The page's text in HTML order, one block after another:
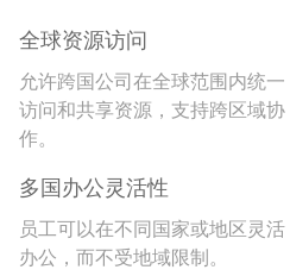
全球资源访问
允许跨国公司在全球范围内统一
访问和共享资源，支持跨区域协
作。
多国办公灵活性
员工可以在不同国家或地区灵活
办公，而不受地域限制。